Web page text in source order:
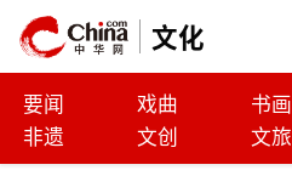
文化
要闻 戏曲 书画
非遗
文创 文旅